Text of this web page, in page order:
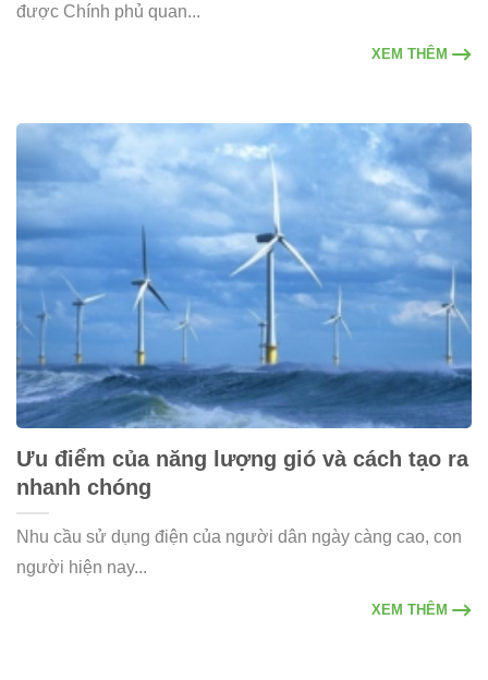
được Chính phủ quan...
XEM THÊM
Ưu điểm của năng lượng gió và cách tạo ra
nhanh chóng
Nhu cầu sử dụng điện của người dân ngày càng cao, con
người hiện nay...
XEM THÊM